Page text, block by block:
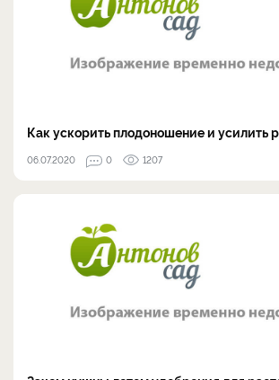
Как ускорить плодоношение и усилить
06.07.2020 0 1207